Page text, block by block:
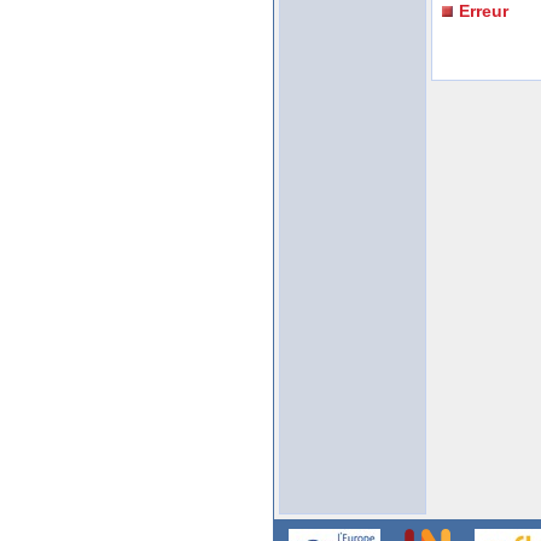
Erreur